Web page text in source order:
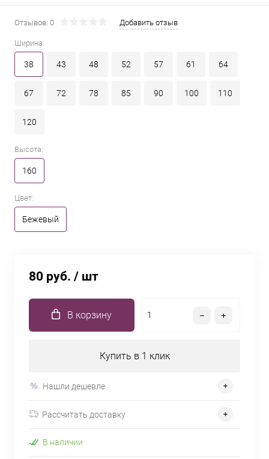
Отзывов: 0 Добавить отзыв
Ширина:
38 43 48 52 57 61 64
67 72 78 85 90 100 110
120
Высота:
160
Цвет:
Бежевый
80 руб. / шт
В корзину
Купить в 1 клик
Нашли дешевле
Рассчитать доставку
В наличии